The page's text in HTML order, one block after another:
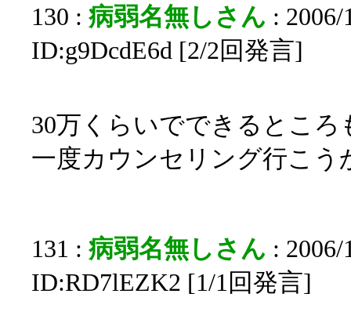
130 : 病弱名無しさん :
ID:g9DcdE6d [2/2回発言]
30万くらいでできるとこ
一度カウンセリング行こう
131 : 病弱名無しさん :
ID:RD7lEZK2 [1/1回発言]